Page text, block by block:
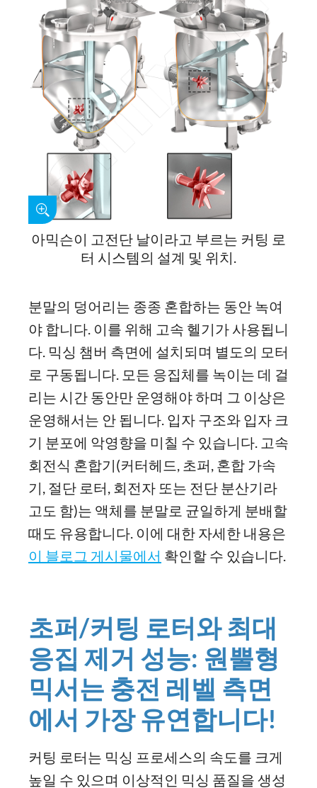
아믹슨이 고전단 날이라고 부르는 커팅 로
터 시스템의 설계 및 위치.
분말의 덩어리는 종종 혼합하는 동안 녹여
야 합니다. 이를 위해 고속 헬기가 사용됩니
다. 믹싱 챔버 측면에 설치되며 별도의 모터
로 구동됩니다. 모든 응집체를 녹이는 데 걸
리는 시간 동안만 운영해야 하며 그 이상은
운영해서는 안 됩니다. 입자 구조와 입자 크
기 분포에 악영향을 미칠 수 있습니다. 고속
회전식 혼합기(커터헤드, 초퍼, 혼합 가속
기, 절단 로터, 회전자 또는 전단 분산기라
고도 함)는 액체를 분말로 균일하게 분배할
때도 유용합니다. 이에 대한 자세한 내용은
이 블로그 게시물에서 확인할 수 있습니다.
초퍼/커팅 로터와 최대
응집 제거 성능: 원뿔형
믹서는 충전 레벨 측면
에서 가장 유연합니다!
커팅 로터는 믹싱 프로세스의 속도를 크게
높일 수 있으며 이상적인 믹싱 품질을 생성